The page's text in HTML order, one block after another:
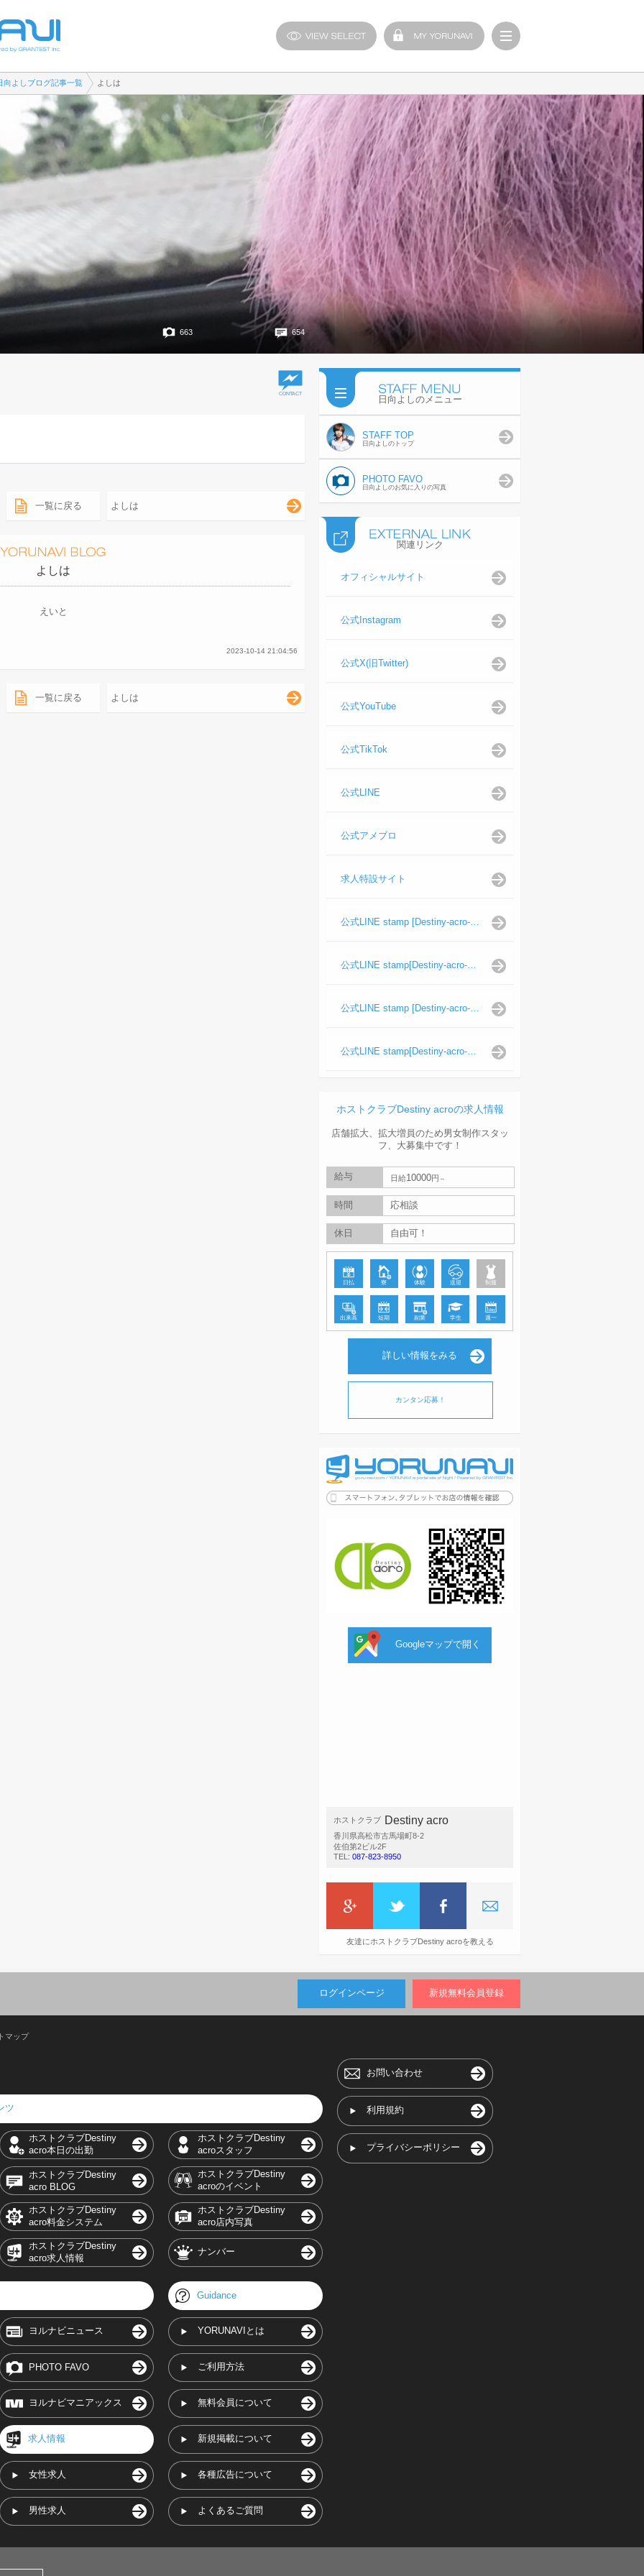
向よしブログ記事一覧 よしは
663 654
一覧に戻る よしは
よしは
えいと
2023-10-14 21:04:56
一覧に戻る よしは
日向よしのメニュー
STAFF TOP
日向よしのトップ
PHOTO FAVO
日向よしのお気に入りの写真
関連リンク
オフィシャルサイト
公式Instagram
公式X(旧Twitter)
公式YouTube
公式TikTok
公式LINE
公式アメブロ
求人特設サイト
公式LINE stamp [Destiny-acro-如月龍代表]
公式LINE stamp[Destiny-acro-日向よし代表代行]
公式LINE stamp [Destiny-acro-波旬]
公式LINE stamp[Destiny-acro-天照陽]
ホストクラブDestiny acroの求人情報
店舗拡大、拡大増員のため男女制作スタッ
フ、大募集中です！
給与 日給10000円
時間 応相談
休日 自由可！
日払 寮 体験 送迎 制服
出来高 短期 副業 学生 週一
詳しい情報をみる
カンタン応募！
Googleマップで開く
ホストクラブ Destiny acro
香川県高松市古馬場町8-2
佐伯第2ビル2F
TEL: 087-823-8950
友達にホストクラブDestiny acroを教える
ログインページ 新規無料会員登録
マップ
ツ
ホストクラブDestiny
acro本日の出勤
ホストクラブDestiny
acroスタッフ
ホストクラブDestiny
acro BLOG
ホストクラブDestiny
acroのイベント
ホストクラブDestiny
acro料金システム
ホストクラブDestiny
acro店内写真
ホストクラブDestiny
acro求人情報
ナンバー
ヨルナビニュース
PHOTO FAVO
ヨルナビマニアックス
求人情報
女性求人
男性求人
Guidance
YORUNAVIとは
ご利用方法
無料会員について
新規掲載について
各種広告について
よくあるご質問
お問い合わせ
利用規約
プライバシーポリシー